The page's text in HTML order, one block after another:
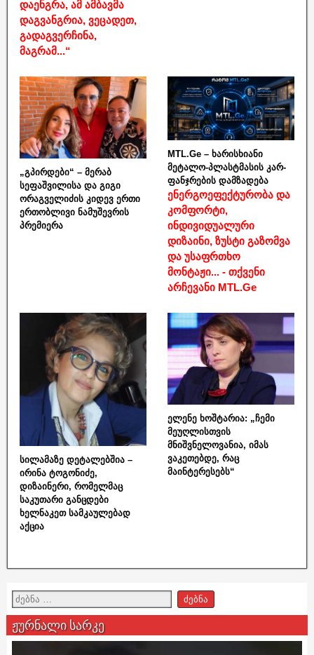
დაენგრა, ამ ამბავმა
დაგვანგრია, ვეცადეთ,
გადაგვერჩინა,
მაგრამ...“
„გპირდები“ – მერაბ
სეფაშვილისა და გიგი
ორაგველიძის კიდევ ერთი
ერთობლივი ნამუშევრის
პრემიერა
MTL.Ge – ხარისხიანი
მეტალო-პლასტმასის კარ-
ფანჯრების დამზადება
ენერგოეფექტურობა და
კომფორტი,
ინდივიდუალური
დიზაინი, ზუსტი გაზომვა
და უსაფრთხო
მონტაჟი... - თქვენი
არჩევანი MTL.Ge
სილამაზე დეტალებშია –
ირინა ტოგონიძე,
დიზაინერი, რომელმაც
საკუთარი განცდები
ხელნაკეთ სამკაულებად
აქცია
ელენე ხოშტარია: „ჩემი
მეუღლისთვის
მნიშვნელოვანია, იმას
ვაკეთებდე, რაც
მაინტერესებს“
ჟურნალი სარკე